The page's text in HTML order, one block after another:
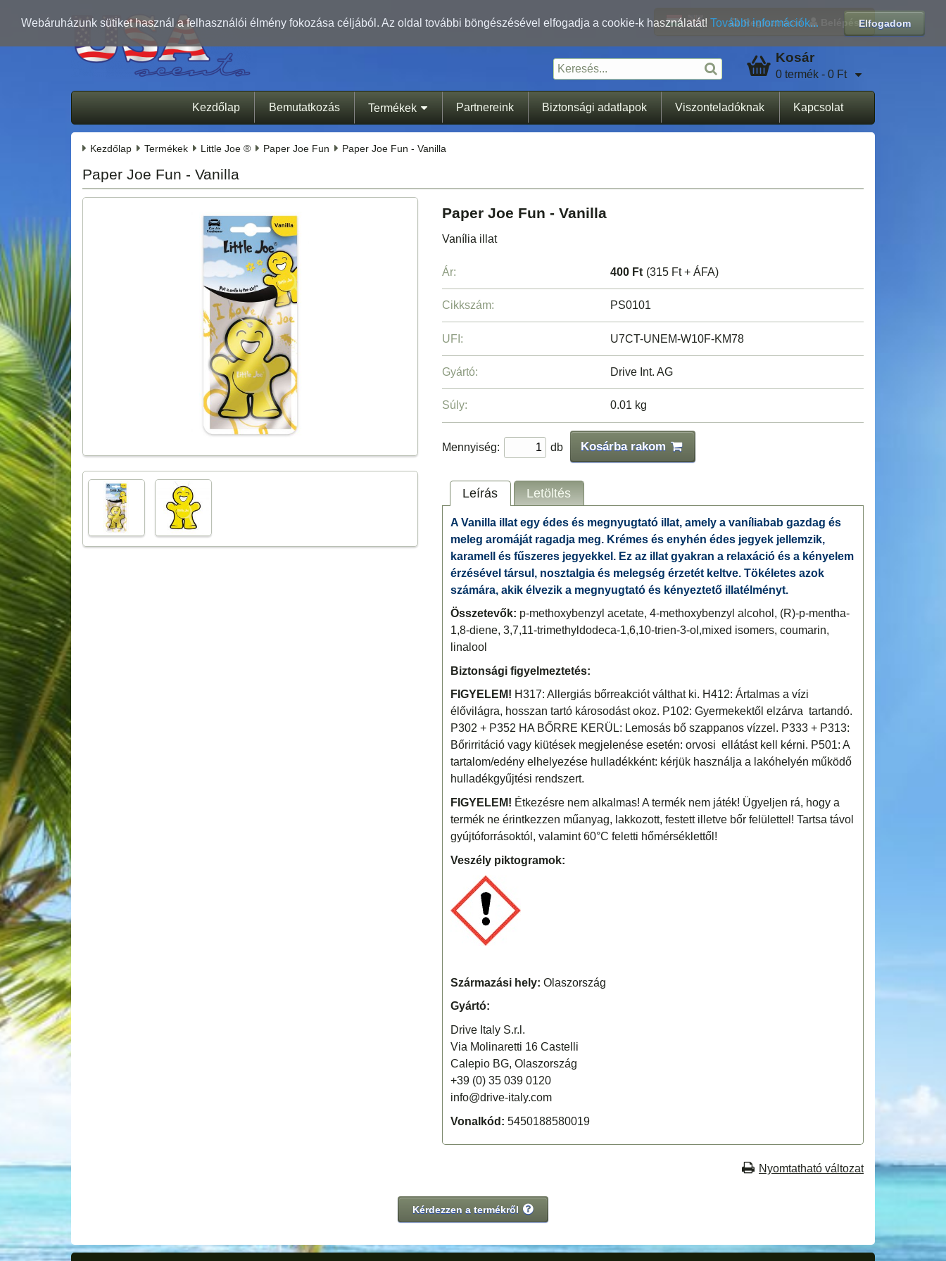
Elfogadom
Webáruházunk sütiket használ a felhasználói élmény fokozása céljából. Az oldal további böngészésével elfogadja a cookie-k használatát! További információk...
Regisztráció Belépés
Kosár
0 termék - 0 Ft
Kezdőlap Bemutatkozás Termékek Partnereink Biztonsági adatlapok Viszonteladóknak Kapcsolat
Kezdőlap Termékek Little Joe ® Paper Joe Fun Paper Joe Fun - Vanilla
Paper Joe Fun - Vanilla
Paper Joe Fun - Vanilla
Vanília illat
Ár: 400 Ft (315 Ft + ÁFA)
Cikkszám: PS0101
UFI: U7CT-UNEM-W10F-KM78
Gyártó: Drive Int. AG
Súly: 0.01 kg
Mennyiség: db Kosárba rakom
Leírás Letöltés
A Vanilla illat egy édes és megnyugtató illat, amely a vaníliabab gazdag és
meleg aromáját ragadja meg. Krémes és enyhén édes jegyek jellemzik,
karamell és fűszeres jegyekkel. Ez az illat gyakran a relaxáció és a kényelem
érzésével társul, nosztalgia és melegség érzetét keltve. Tökéletes azok
számára, akik élvezik a megnyugtató és kényeztető illatélményt.
Összetevők: p-methoxybenzyl acetate, 4-methoxybenzyl alcohol, (R)-p-mentha-
1,8-diene, 3,7,11-trimethyldodeca-1,6,10-trien-3-ol,mixed isomers, coumarin,
linalool
Biztonsági figyelmeztetés:
FIGYELEM! H317: Allergiás bőrreakciót válthat ki. H412: Ártalmas a vízi
élővilágra, hosszan tartó károsodást okoz. P102: Gyermekektől elzárva tartandó.
P302 + P352 HA BŐRRE KERÜL: Lemosás bő szappanos vízzel. P333 + P313:
Bőrirritáció vagy kiütések megjelenése esetén: orvosi ellátást kell kérni. P501: A
tartalom/edény elhelyezése hulladékként: kérjük használja a lakóhelyén működő
hulladékgyűjtési rendszert.
FIGYELEM! Étkezésre nem alkalmas! A termék nem játék! Ügyeljen rá, hogy a
termék ne érintkezzen műanyag, lakkozott, festett illetve bőr felülettel! Tartsa távol
gyújtóforrásoktól, valamint 60°C feletti hőmérséklettől!
Veszély piktogramok:
Származási hely: Olaszország
Gyártó:
Drive Italy S.r.l.
Via Molinaretti 16 Castelli
Calepio BG, Olaszország
+39 (0) 35 039 0120
info@drive-italy.com
Vonalkód: 5450188580019
Nyomtatható változat
Kérdezzen a termékről